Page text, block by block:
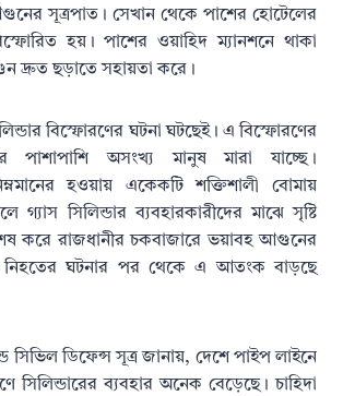
সূত্রপাত। সেখান থেকে পাশের হোটেলের
হয়। পাশের ওয়াহিদ ম্যানশনে থাকা
দ্রুত ছড়াতে সহায়তা করে।
বিস্ফোরণের ঘটনা ঘটছেই। এ বিস্ফোরণের
পাশাপাশি অসংখ্য মানুষ মারা যাচ্ছে।
হওয়ায় একেকটি শক্তিশালী বোমায়
গ্যাস সিলিন্ডার ব্যবহারকারীদের মাঝে সৃষ্টি
করে রাজধানীর চকবাজারে ভয়াবহ আগুনের
নিহতের ঘটনার পর থেকে এ আতংক বাড়ছে
সিভিল ডিফেন্স সূত্র জানায়, দেশে পাইপ লাইনে
সিলিন্ডারের ব্যবহার অনেক বেড়েছে। চাহিদা